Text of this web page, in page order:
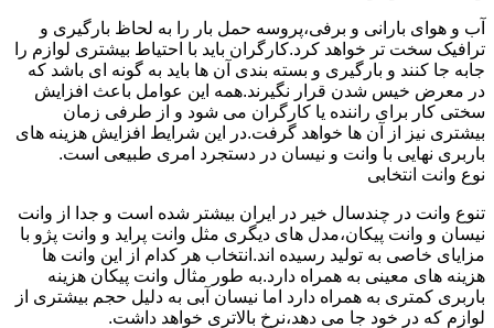
آب و هوای بارانی و برفی،پروسه حمل بار را به لحاظ بارگیری و
ترافیک سخت تر خواهد کرد.کارگران باید با احتیاط بیشتری لوازم را
جابه جا کنند و بارگیری و بسته بندی آن ها باید به گونه ای باشد که
در معرض خیس شدن قرار نگیرند.همه این عوامل باعث افزایش
سختی کار برای راننده یا کارگران می شود و از طرفی زمان
بیشتری نیز از آن ها خواهد گرفت.در این شرایط افزایش هزینه های
باربری نهایی با وانت و نیسان در دستجرد امری طبیعی است.
نوع وانت انتخابی
تنوع وانت در چندسال خیر در ایران بیشتر شده است و جدا از وانت
نیسان و وانت پیکان،مدل های دیگری مثل وانت پراید و وانت پژو با
مزایای خاصی به تولید رسیده اند.انتخاب هر کدام از این وانت ها
هزینه های معینی به همراه دارد.به طور مثال وانت پیکان هزینه
باربری کمتری به همراه دارد اما نیسان آبی به دلیل حجم بیشتری از
لوازم که در خود جا می دهد،نرخ بالاتری خواهد داشت.